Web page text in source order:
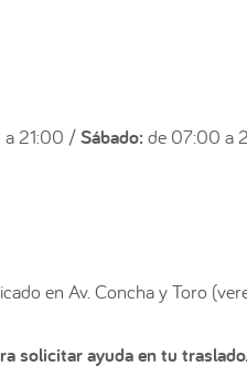
21:00 /Sábado: de 07:00 a
en Av. Concha y Toro
solicitar ayuda en tu traslado.